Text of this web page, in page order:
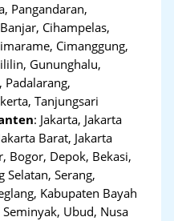
Pangandaran,
Cihampelas,
Cimanggung,
Gununghalu,
Padalarang,
Tanjungsari
: Jakarta, Jakarta
Barat, Jakarta
Bogor, Depok, Bekasi,
Selatan, Serang,
Kabupaten Bayah
Ubud, Nusa